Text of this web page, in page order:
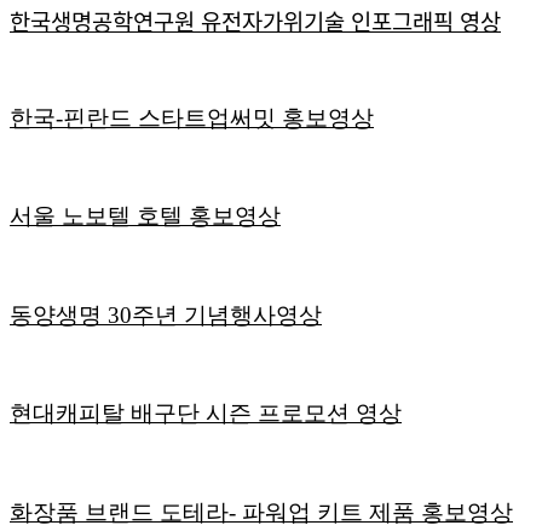
한국생명공학연구원 유전자가위기술 인포그래픽 영상
한국-핀란드 스타트업써밋 홍보영상
서울 노보텔 호텔 홍보영상
동양생명 30주년 기념행사영상
현대캐피탈 배구단 시즌 프로모션 영상
화장품 브랜드 도테라- 파워업 키트 제품 홍보영상